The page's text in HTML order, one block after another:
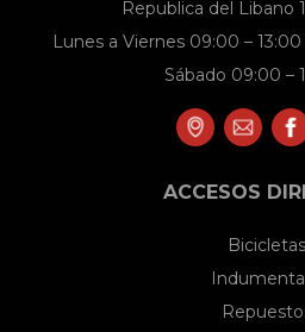
Republica del Libano
Lunes a Viernes 09:00 –
Sábado 09:00 –
ACCESOS
Bicicletas